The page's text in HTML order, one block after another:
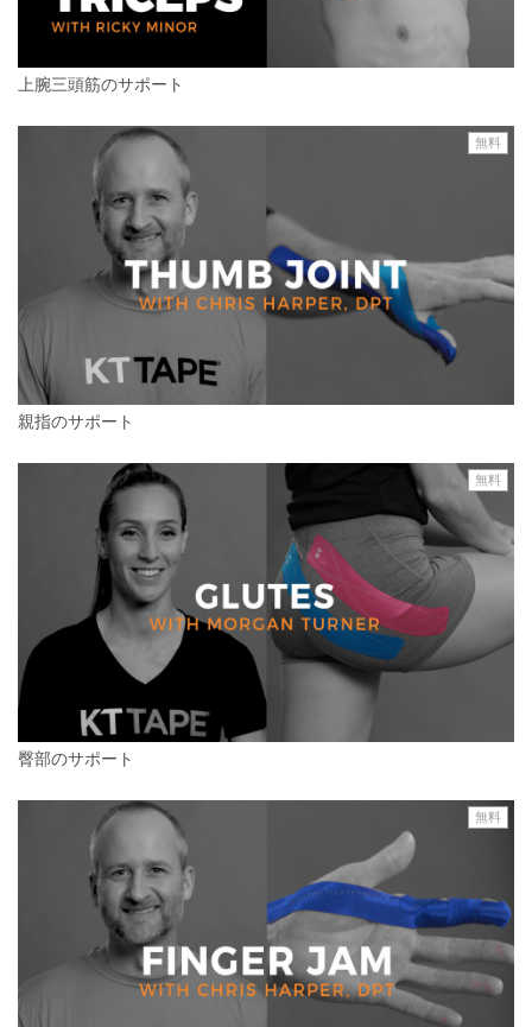
上腕三頭筋のサポート
親指のサポート
無料
臀部のサポート
無料
無料